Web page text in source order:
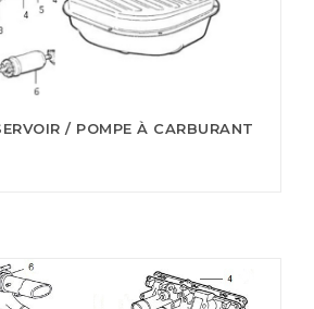
/ POMPE À CARBURANT